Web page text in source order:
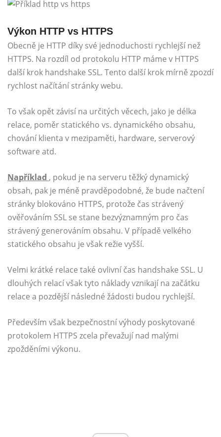
Výkon HTTP vs HTTPS
Obecně je HTTP díky své jednoduchosti rychlejší než
HTTPS. Na rozdíl od protokolu HTTP máme v HTTPS
další krok handshake SSL. Tento další krok mírně zpozdí
rychlost načítání stránky webu.
To však opět závisí na určitých věcech, jako je délka
relace, poměr statického vs. dynamického obsahu,
chování klienta v mezipaměti, hardware, serverový
software atd.
Například , pokud je na serveru těžký dynamický
obsah, pak je méně pravděpodobné, že bude načtení
stránky blokováno HTTPS, protože čas strávený
ověřováním SSL se stane bezvýznamným pro čas
strávený generováním obsahu. V případě velkého
statického obsahu je však režie vyšší.
Velmi krátké relace také ovlivní čas handshake SSL. U
dlouhých relací však tyto náklady vznikají na začátku
relace a pozdější následné žádosti budou rychlejší.
Především však bezpečnostní výhody poskytované
protokolem HTTPS zcela převažují nad malými
zpožděními výkonu.